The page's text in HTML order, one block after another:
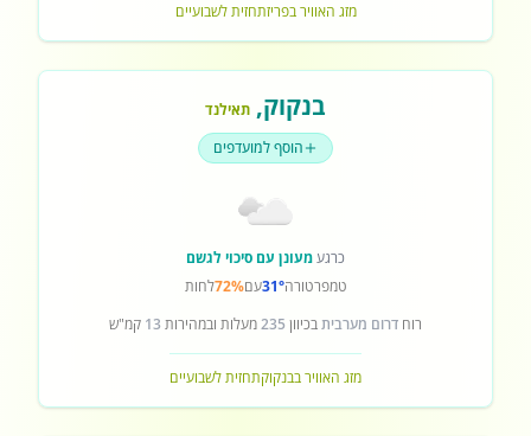
מזג האוויר בפריזתחזית לשבועיים
בנקוק, תאילנד
הוסף למועדפים
כרגעמעונן עם סיכוי לגשם
טמפרטורה31°עם72%לחות
רוח דרום מערביתבכיוון 235מעלות ובמהירות 13 קמ"ש
מזג האוויר בבנקוקתחזית לשבועיים